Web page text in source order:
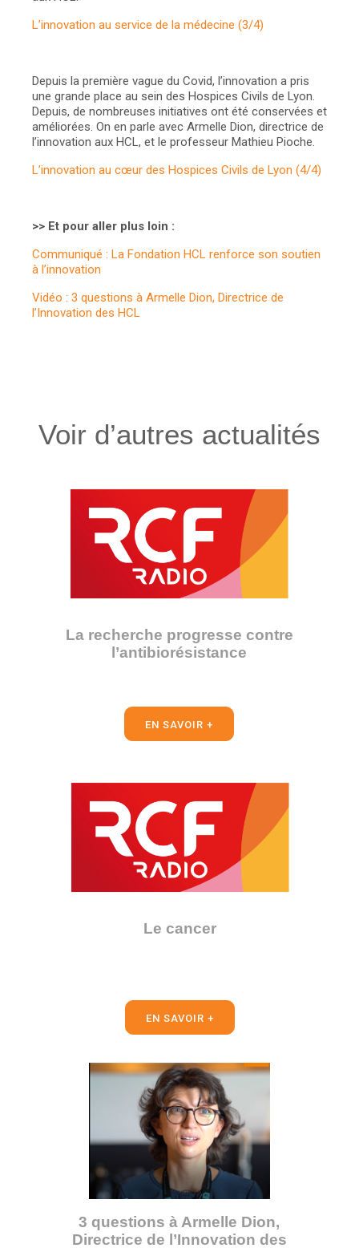
L’innovation au service de la médecine (3/4)
Depuis la première vague du Covid, l’innovation a pris
une grande place au sein des Hospices Civils de Lyon.
Depuis, de nombreuses initiatives ont été conservées et
améliorées. On en parle avec Armelle Dion, directrice de
l’innovation aux HCL, et le professeur Mathieu Pioche.
L’innovation au cœur des Hospices Civils de Lyon (4/4)
>> Et pour aller plus loin :
Communiqué : La Fondation HCL renforce son soutien
à l’innovation
Vidéo : 3 questions à Armelle Dion, Directrice de
l’Innovation des HCL
Voir d’autres actualités
La recherche progresse contre
l’antibiorésistance
EN SAVOIR +
Le cancer
EN SAVOIR +
3 questions à Armelle Dion,
Directrice de l’Innovation des